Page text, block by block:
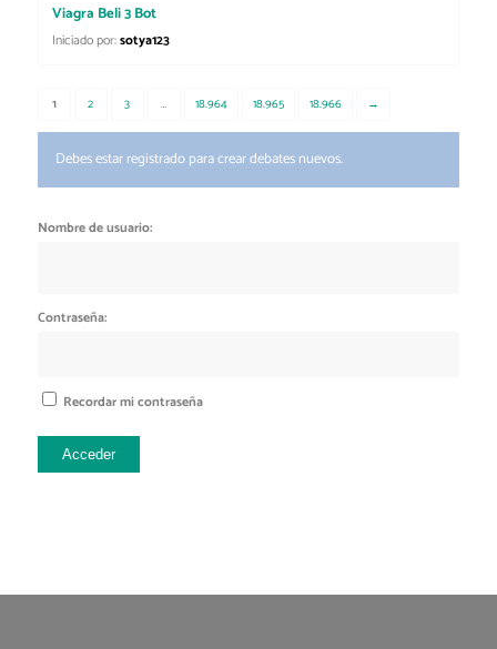
Viagra Beli 3 Bot
Iniciado por:sotya123
1 2 3 … 18.964 18.965 18.966 →
Debes estar registrado para crear debates nuevos.
Nombre de usuario:
Contraseña:
Recordar mi contraseña
Acceder